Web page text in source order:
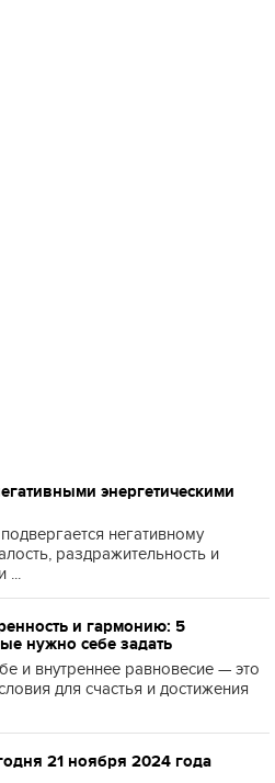
энергетическими
негативному
раздражительность и
...
и гармонию: 5
нужно себе задать
и внутреннее равновесие — это
для счастья и достижения
21 ноября 2024 года